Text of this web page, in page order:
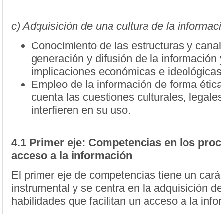
c) Adquisición de una cultura de la
Conocimiento de las estructuras y
generación y difusión de la información
implicaciones económicas e
Empleo de la información de forma
cuenta las cuestiones culturales,
interfieren en su uso.
4.1 Primer eje: Competencias en los
acceso a la información
El primer eje de competencias tiene un
instrumental y se centra en la adquisición
habilidades que facilitan un acceso a la